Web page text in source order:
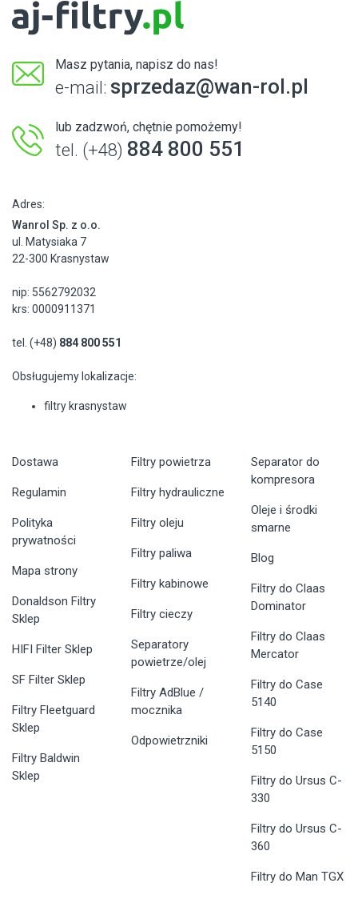
Masz pytania, napisz do nas!
e-mail: sprzedaz@wan-rol.pl
lub zadzwoń, chętnie pomożemy!
tel. (+48) 884 800 551
Adres:
Wanrol Sp. z o.o.
ul. Matysiaka 7
22-300 Krasnystaw
nip: 5562792032
krs: 0000911371
tel. (+48) 884 800 551
Obsługujemy lokalizacje:
filtry krasnystaw
Dostawa
Regulamin
Polityka
prywatności
Mapa strony
Donaldson Filtry
Sklep
HIFI Filter Sklep
SF Filter Sklep
Filtry Fleetguard
Sklep
Filtry Baldwin
Sklep
Filtry powietrza
Filtry hydrauliczne
Filtry oleju
Filtry paliwa
Filtry kabinowe
Filtry cieczy
Separatory
powietrze/olej
Filtry AdBlue /
mocznika
Odpowietrzniki
Separator do
kompresora
Oleje i środki
smarne
Blog
Filtry do Claas
Dominator
Filtry do Claas
Mercator
Filtry do Case
5140
Filtry do Case
5150
Filtry do Ursus C-
330
Filtry do Ursus C-
360
Filtry do Man TGX